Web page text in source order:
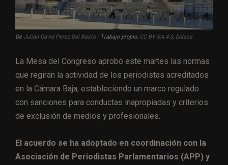
De Julian David Perez Del Basto- Trabajo propio, CC BY-SA 4.0, Enlace
La Mesa del Congreso aprobó este martes las normas
que regirán la actividad de los periodistas acreditados
en la Cámara Baja, estableciendo un marco regulado
con sanciones para conductas inapropiadas y criterios
de exclusión de medios y profesionales.
El acuerdo se ha adoptado en coordinación con la
Asociación de Periodistas Parlamentarios (APP) y